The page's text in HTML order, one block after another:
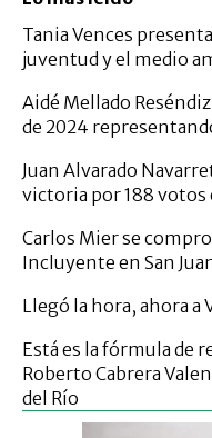
Tania Vences
juventud y el medio
Aidé Mellado
de 2024
Juan Alvarado
victoria por 188 votos
Carlos Mier se
Incluyente en San
Llegó la hora, ahora a
Está es la fórmula de
Roberto Cabrera
del Río